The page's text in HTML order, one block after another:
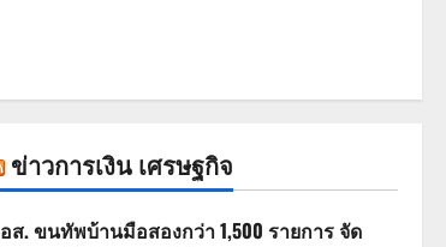
ข่าวการเงิน เศรษฐกิจ
ส. ขนทัพบ้านมือสองกว่า 1,500 รายการ จัด